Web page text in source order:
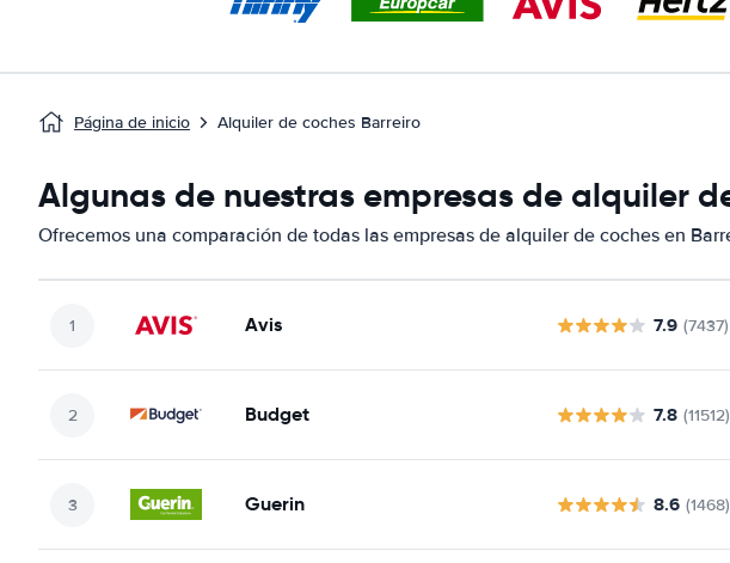
Página de inicio Alquiler de coches Barreiro
Algunas de nuestras empresas de alquiler
Ofrecemos una comparación de todas las empresas de alquiler de coches en
Avis 7.9 (7437)
Budget 7.8 (11512)
Guerin 8.6 (1468)